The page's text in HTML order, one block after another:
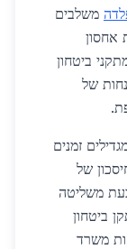
משלבים
אחסון
ביטחון
של
זמנים
של
משליטה
ביטחון
משרד